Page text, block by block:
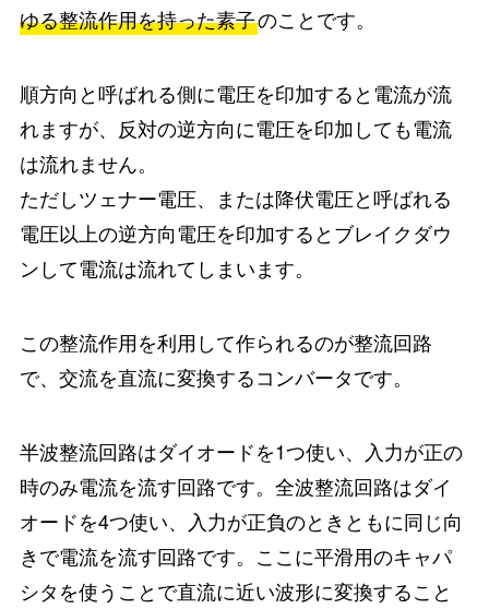
ゆる整流作用を持った素子のことです。
順方向と呼ばれる側に電圧を印加すると電流が流
れますが、反対の逆方向に電圧を印加しても電流
は流れません。
ただしツェナー電圧、または降伏電圧と呼ばれる
電圧以上の逆方向電圧を印加するとブレイクダウ
ンして電流は流れてしまいます。
この整流作用を利用して作られるのが整流回路
で、交流を直流に変換するコンバータです。
半波整流回路はダイオードを1つ使い、入力が正の
時のみ電流を流す回路です。全波整流回路はダイ
オードを4つ使い、入力が正負のときともに同じ向
きで電流を流す回路です。ここに平滑用のキャパ
シタを使うことで直流に近い波形に変換すること